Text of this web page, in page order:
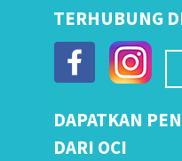
TERHUBUNG
DAPATKAN
DARI OCI